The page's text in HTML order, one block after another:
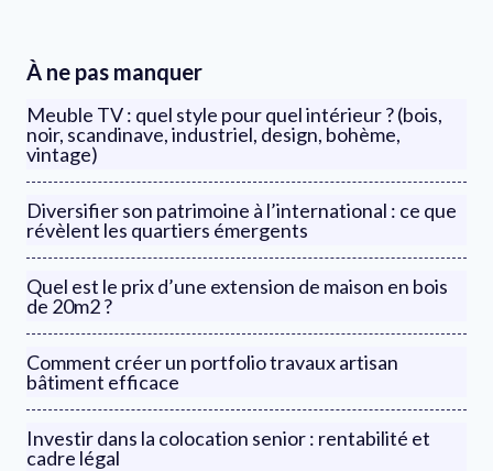
À ne pas manquer
Meuble TV : quel style pour quel intérieur ? (bois,
noir, scandinave, industriel, design, bohème,
vintage)
Diversifier son patrimoine à l’international : ce que
révèlent les quartiers émergents
Quel est le prix d’une extension de maison en bois
de 20m2 ?
Comment créer un portfolio travaux artisan
bâtiment efficace
Investir dans la colocation senior : rentabilité et
cadre légal